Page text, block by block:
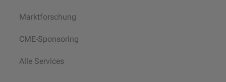
Marktforschung
CME-Sponsoring
Alle Services